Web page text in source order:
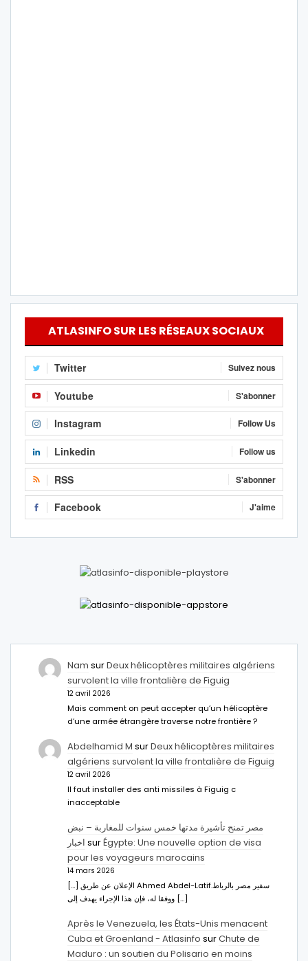
ATLASINFO SUR LES RÉSEAUX SOCIAUX
Twitter Suivez nous
Youtube S'abonner
Instagram Follow Us
Linkedin Follow us
RSS S'abonner
Facebook J'aime
Nam surDeux hélicoptères militaires algériens
survolent la ville frontalière de Figuig
12 avril 2026
Mais comment on peut accepter qu’un hélicoptère
d’une armée étrangère traverse notre frontière ?
Abdelhamid M surDeux hélicoptères militaires
algériens survolent la ville frontalière de Figuig
12 avril 2026
Il faut installer des anti missiles à Figuig c
inacceptable
مصر تمنح تأشيرة مدتها خمس سنوات للمغاربة – نبض
اخبار surÉgypte: Une nouvelle option de visa
pour les voyageurs marocains
14 mars 2026
[…] الإعلان عن طريق Ahmed Abdel-Latifسفير مصر بالرباط.
ووفقا له، فإن هذا الإجراء يهدف إلى […]
Après le Venezuela, les États-Unis menacent
Cuba et Groenland - Atlasinfo surChute de
Maduro : un soutien du Polisario en moins